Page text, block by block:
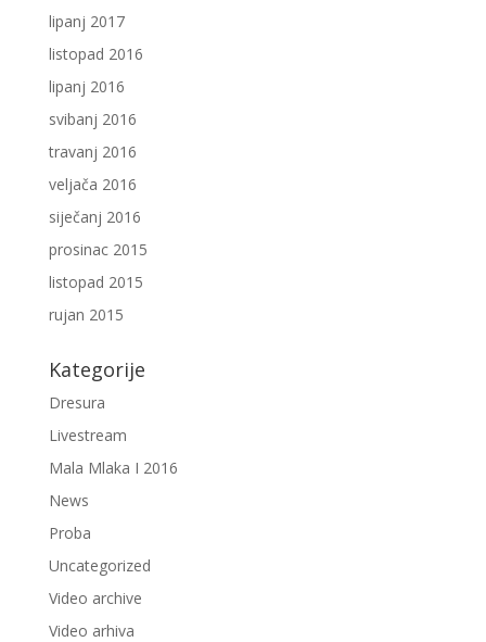
lipanj 2017
listopad 2016
lipanj 2016
svibanj 2016
travanj 2016
veljača 2016
siječanj 2016
prosinac 2015
listopad 2015
rujan 2015
Kategorije
Dresura
Livestream
Mala Mlaka I 2016
News
Proba
Uncategorized
Video archive
Video arhiva